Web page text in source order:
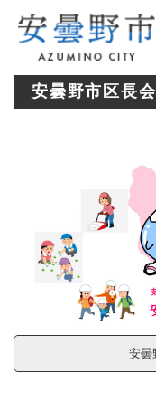
メ
安曇野市区長会
安曇